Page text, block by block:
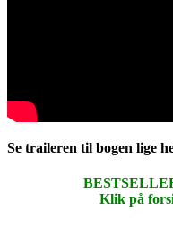
Se traileren til bogen lige
Klik på